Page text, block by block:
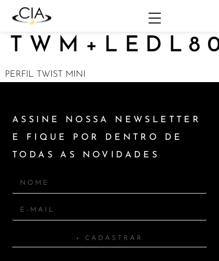
PERFIL TWIST MINI
ASSINE NOSSA NEWSLETTER
E FIQUE POR DENTRO DE
TODAS AS NOVIDADES
+ CADASTRAR